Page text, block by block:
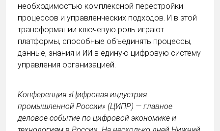
необходимостью комплексной перестройки
процессов и управленческих подходов. И в этой
трансформации ключевую роль играют
платформы, способные объединять процессы,
данные, знания и ИИ в единую цифровую систему
управления организацией.
Конференция «Цифровая индустрия
промышленной России» (ЦИПР) — главное
деловое событие по цифровой экономике и